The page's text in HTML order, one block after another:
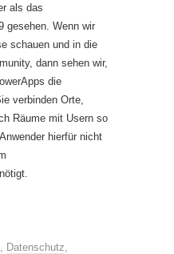
als das
gesehen. Wenn wir
schauen und in die
dann sehen wir,
die
verbinden Orte,
Räume mit Usern so
hierfür nicht
, Datenschutz,